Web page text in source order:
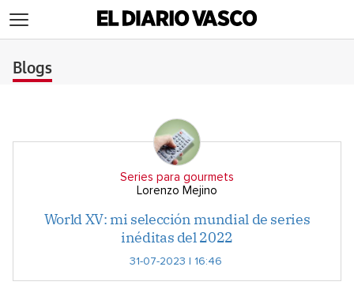
Blogs
Series para gourmets
Lorenzo Mejino
World XV: mi selección mundial de series
inéditas del 2022
31-07-2023 | 16:46